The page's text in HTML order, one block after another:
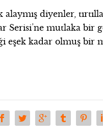
alaymış diyenler,
Serisi’ne mutlaka bir
eşek kadar olmuş bir